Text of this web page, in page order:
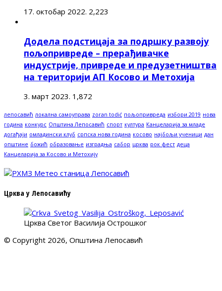
17. октобар 2022. 2,223
Додела подстицаја за подршку развоју
пољопривреде – прерађивачке
индустрије, привреде и предузетништва
на територији АП Косово и Метохија
3. март 2023. 1,872
лепосавић локална самоуправа zoran todić пољопривреда избори 2019 нова
година конкурс Општина Лепосавић спорт култура Канцеларија за младе
догађаји омладински клуб српска нова година косово најбољи ученици дан
општине божић образовање изградња сабор црква рок фест деца
Канцеларија за Косово и Метохију
Црква у Лепосавићу
Црква Светог Василија Острошког
© Copyright 2026, Општина Лепосавић